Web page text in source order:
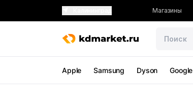
Магазины
Apple Samsung Dyson Google